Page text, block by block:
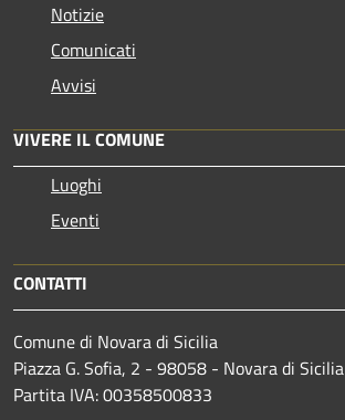
Notizie
Comunicati
Avvisi
VIVERE IL COMUNE
Luoghi
Eventi
CONTATTI
Comune di Novara di Sicilia
Piazza G. Sofia, 2 - 98058 - Novara di Sicilia
Partita IVA: 00358500833